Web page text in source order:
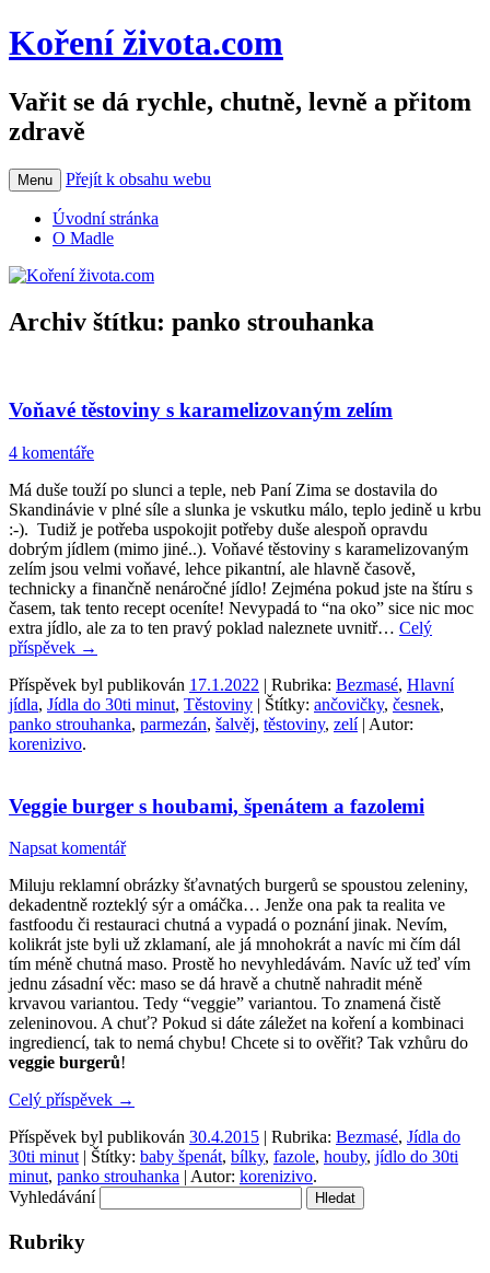
Koření života.com
Vařit se dá rychle, chutně, levně a přitom
zdravě
Menu Přejít k obsahu webu
Úvodní stránka
O Madle
Archiv štítku: panko strouhanka
Voňavé těstoviny s karamelizovaným zelím
4 komentáře
Má duše touží po slunci a teple, neb Paní Zima se dostavila do
Skandinávie v plné síle a slunka je vskutku málo, teplo jedině u krbu
:-). Tudiž je potřeba uspokojit potřeby duše alespoň opravdu
dobrým jídlem (mimo jiné..). Voňavé těstoviny s karamelizovaným
zelím jsou velmi voňavé, lehce pikantní, ale hlavně časově,
technicky a finančně nenáročné jídlo! Zejména pokud jste na štíru s
časem, tak tento recept oceníte! Nevypadá to “na oko” sice nic moc
extra jídlo, ale za to ten pravý poklad naleznete uvnitř… Celý
příspěvek →
Příspěvek byl publikován 17.1.2022 | Rubrika: Bezmasé, Hlavní
jídla, Jídla do 30ti minut, Těstoviny | Štítky: ančovičky, česnek,
panko strouhanka, parmezán, šalvěj, těstoviny, zelí| Autor:
korenizivo.
Veggie burger s houbami, špenátem a fazolemi
Napsat komentář
Miluju reklamní obrázky šťavnatých burgerů se spoustou zeleniny,
dekadentně rozteklý sýr a omáčka… Jenže ona pak ta realita ve
fastfoodu či restauraci chutná a vypadá o poznání jinak. Nevím,
kolikrát jste byli už zklamaní, ale já mnohokrát a navíc mi čím dál
tím méně chutná maso. Prostě ho nevyhledávám. Navíc už teď vím
jednu zásadní věc: maso se dá hravě a chutně nahradit méně
krvavou variantou. Tedy “veggie” variantou. To znamená čistě
zeleninovou. A chuť? Pokud si dáte záležet na koření a kombinaci
ingrediencí, tak to nemá chybu! Chcete si to ověřit? Tak vzhůru do
veggie burgerů!
Celý příspěvek →
Příspěvek byl publikován 30.4.2015 | Rubrika: Bezmasé, Jídla do
30ti minut| Štítky: baby špenát, bílky, fazole, houby, jídlo do 30ti
minut, panko strouhanka | Autor: korenizivo.
Vyhledávání
Rubriky